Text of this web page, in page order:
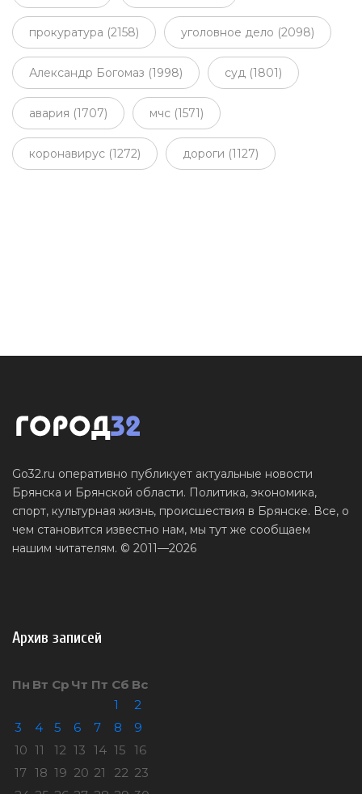
прокуратура (2158) уголовное дело (2098)
Александр Богомаз (1998) суд (1801)
авария (1707) мчс (1571)
коронавирус (1272) дороги (1127)
Go32.ru оперативно публикует актуальные новости
Брянска и Брянской области. Политика, экономика,
спорт, культурная жизнь, происшествия в Брянске. Все, о
чем становится известно нам, мы тут же сообщаем
нашим читателям. © 2011—2026
Архив записей
Пн Вт Ср Чт Пт Сб Вс
1
2
3
4 5 6 7 8
9
10 11 12 13 14 15 16
17 18 19 20 21 22 23